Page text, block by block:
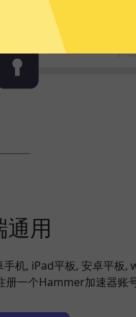
通用
机, iPad平板, 安卓平板,
一个Hammer加速器账号